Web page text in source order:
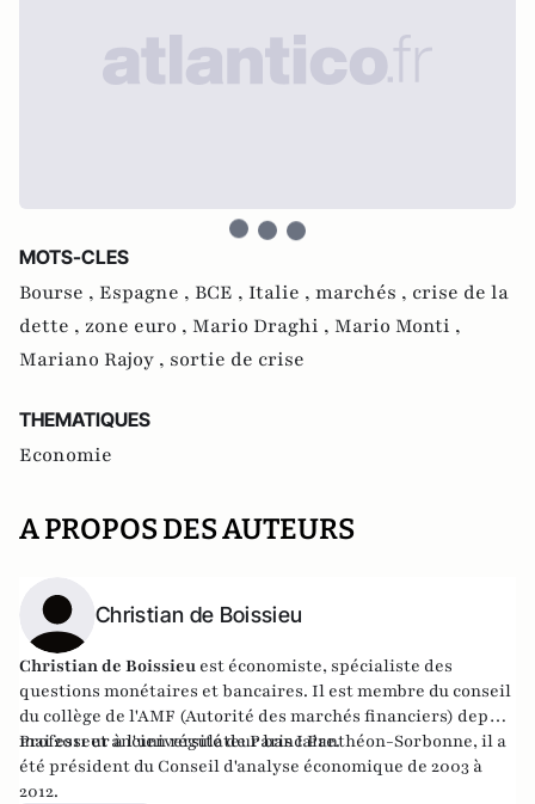
MOTS-CLES
Bourse , Espagne , BCE , Italie , marchés , crise de la
dette , zone euro , Mario Draghi , Mario Monti ,
Mariano Rajoy , sortie de crise
THEMATIQUES
Economie
A PROPOS DES AUTEURS
Christian de Boissieu
Christian de Boissieu est économiste, spécialiste des
questions monétaires et bancaires. Il est membre du conseil
du collège de l'AMF (Autorité des marchés financiers) depuis
mai 2011 et ancien régulateur bancaire.
Professeur à l'université de Paris I Panthéon-Sorbonne, il a
été président du Conseil d'analyse économique de 2003 à
2012.